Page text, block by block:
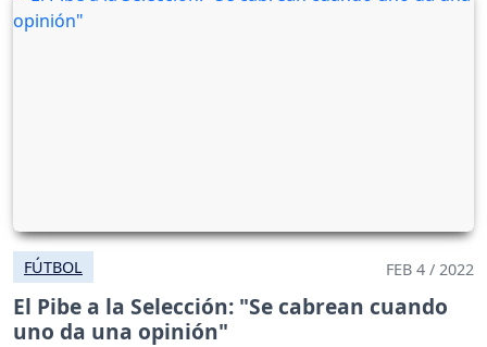
FÚTBOL FEB 4 / 2022
El Pibe a la Selección: "Se cabrean cuando
uno da una opinión"